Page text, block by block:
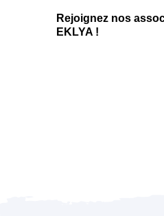
Rejoignez nos
EKLYA !